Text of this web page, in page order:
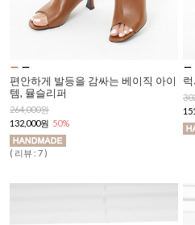
편안하게 발등을 감싸는 베이직 아이
템, 뮬슬리퍼
264,000원
132,000원 50%
( 리뷰 : 7 )